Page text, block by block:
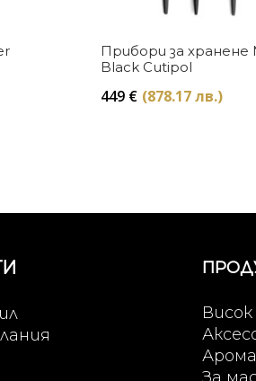
Купи
Прибори за хранене
Black Cutipol
449 € (878.17 лв.)